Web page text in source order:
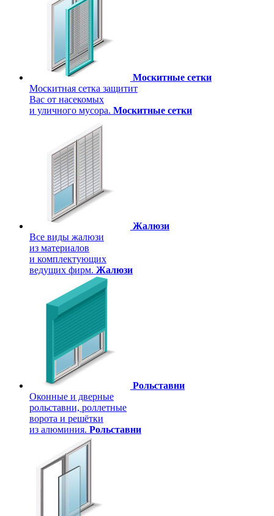
Москитные сетки
Москитная сетка защитит
Вас от насекомых
и уличного мусора. Москитные сетки
Жалюзи
Все виды жалюзи
из материалов
и комплектующих
ведущих фирм. Жалюзи
Рольставни
Оконные и дверные
рольставни, роллетные
ворота и решётки
из алюминия. Рольставни